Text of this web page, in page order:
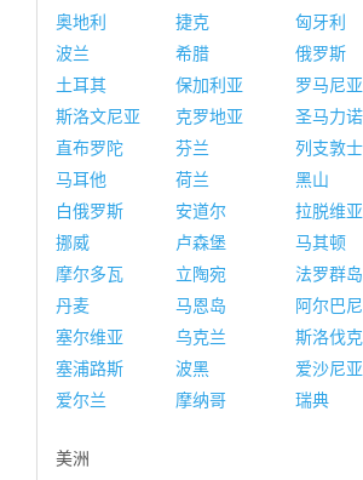
奥地利
捷克
匈牙利
波兰
希腊
俄罗斯
土耳其
保加利亚
罗马尼亚
斯洛文尼亚
克罗地亚
圣马力诺
直布罗陀
芬兰
列支敦
马耳他
荷兰
黑山
白俄罗斯
安道尔
拉脱维亚
挪威
卢森堡
马其顿
摩尔多瓦
立陶宛
法罗群岛
丹麦
马恩岛
阿尔巴
塞尔维亚
乌克兰
斯洛伐克
塞浦路斯
波黑
爱沙尼亚
爱尔兰
摩纳哥 瑞典
美洲